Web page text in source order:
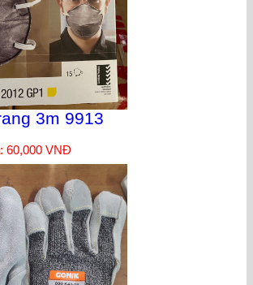
3m 9913
60,000 VNĐ